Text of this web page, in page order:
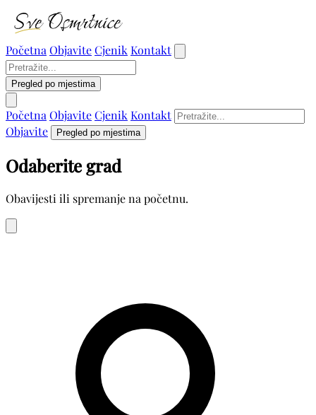
Početna ObjaviteCjenik Kontakt
Pregled po mjestima
Početna ObjaviteCjenik Kontakt
Objavite
Pregled po mjestima
Odaberite grad
Obavijesti ili spremanje na početnu.